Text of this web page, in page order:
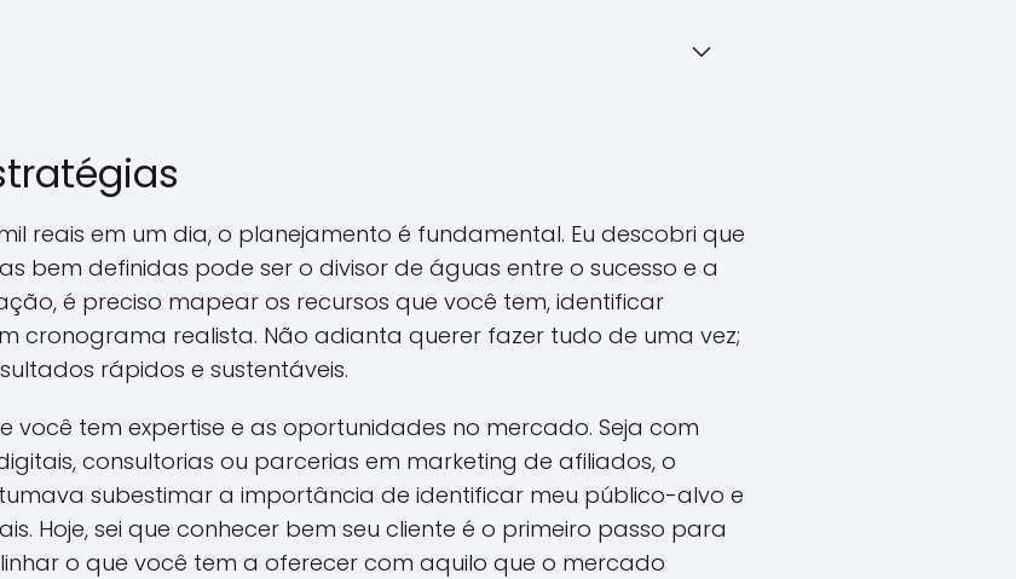
reais em um dia, o planejamento é fundamental. Eu descobri que
bem definidas pode ser o divisor de águas entre o sucesso e a
é preciso mapear os recursos que você tem, identificar
cronograma realista. Não adianta querer fazer tudo de uma vez;
rápidos e sustentáveis.
você tem expertise e as oportunidades no mercado. Seja com
consultorias ou parcerias em marketing de afiliados, o
subestimar a importância de identificar meu público-alvo e
Hoje, sei que conhecer bem seu cliente é o primeiro passo para
o que você tem a oferecer com aquilo que o mercado